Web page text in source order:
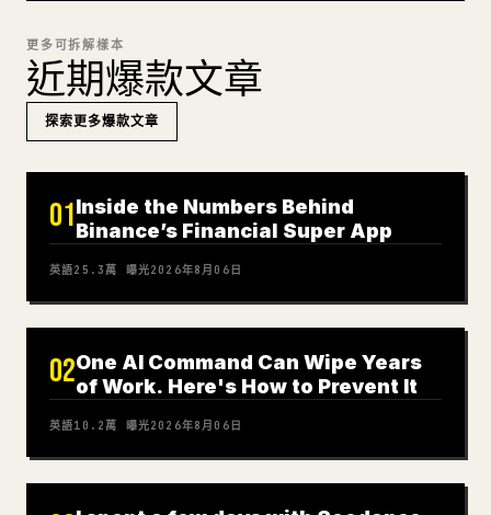
更多可拆解樣本
近期爆款文章
探索更多爆款文章
01Inside the Numbers Behind
Binance’s Financial Super App
英語25.3萬 曝光2026年8月06日
02One AI Command Can Wipe Years
of Work. Here's How to Prevent It
英語10.2萬 曝光2026年8月06日